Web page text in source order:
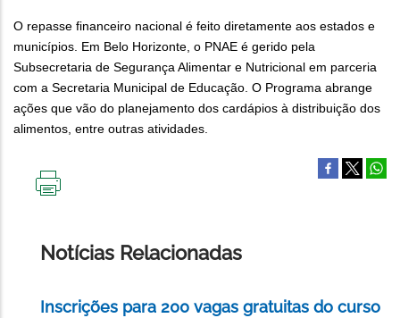
O repasse financeiro nacional é feito diretamente aos estados e
municípios. Em Belo Horizonte, o PNAE é gerido pela
Subsecretaria de Segurança Alimentar e Nutricional em parceria
com a Secretaria Municipal de Educação. O Programa abrange
ações que vão do planejamento dos cardápios à distribuição dos
alimentos, entre outras atividades.
Notícias Relacionadas
Inscrições para 200 vagas gratuitas do curso